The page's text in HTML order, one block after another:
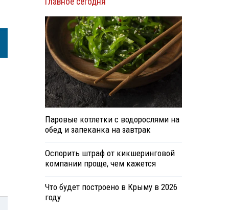
Паровые котлетки с водорослями на
обед и запеканка на завтрак
Оспорить штраф от кикшеринговой
компании проще, чем кажется
Что будет построено в Крыму в 2026
году